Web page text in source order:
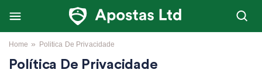
Home » Politica De Privacidade
Política De Privacidade